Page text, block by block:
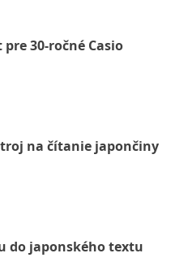
30-ročné Casio
na čítanie japončiny
do japonského textu